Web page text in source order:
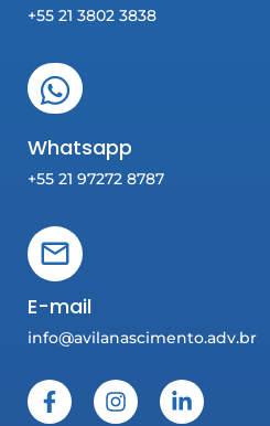
+55 21 3802 3838
Whatsapp
+55 21 97272 8787
E-mail
info@avilanascimento.adv.br
F
a
I
n
L
i